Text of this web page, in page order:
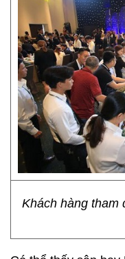
Khách hàng tham